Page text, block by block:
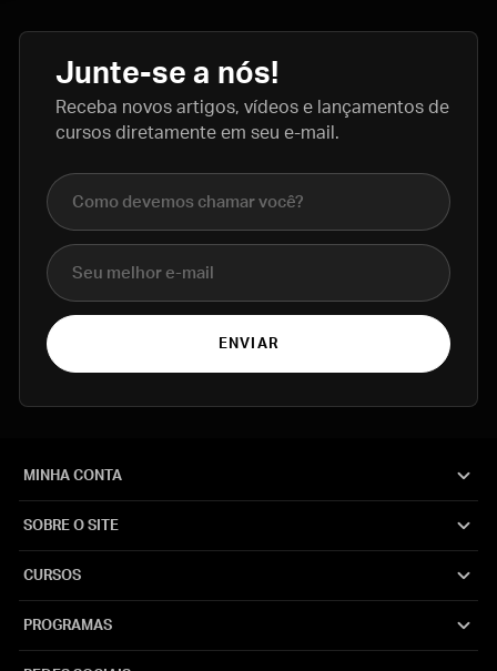
Junte-se a nós!
Receba novos artigos, vídeos e lançamentos de
cursos diretamente em seu e-mail.
Nome completo
E-mail
ENVIAR
MINHA CONTA
SOBRE O SITE
CURSOS
PROGRAMAS